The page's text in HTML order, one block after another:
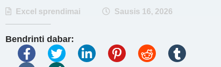
Excel sprendimai Sausis 16, 2026
Bendrinti dabar: